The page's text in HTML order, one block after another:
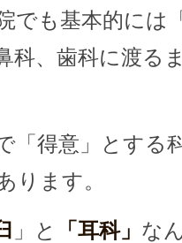
でも基本的には
科、歯科に渡る
「得意」とする
ります。
」と 「耳科」 な